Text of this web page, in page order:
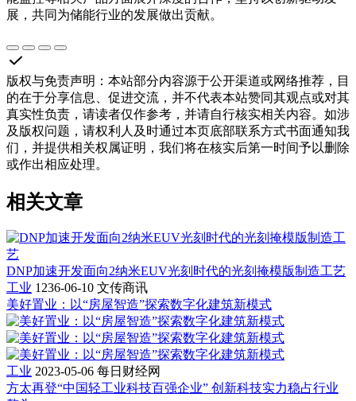
展，共同为储能行业的发展做出贡献。
版权与免责声明 ： 本站部分内容源于公开渠道或网络推荐，目
的在于分享信息、促进交流，并不代表本站赞同其观点或对其
真实性负责，请读者仅作参考，并请自行核实相关内容。如涉
及版权问题，请权利人及时通过本页底部联系方式书面通知我
们，并提供相关权属证明，我们将在核实后第一时间予以删除
或作出相应处理。
相关文章
DNP加速开发面向2纳米EUV光刻时代的光刻掩模版制造工艺
工业 1236-06-10 文传商讯
美好置业：以“房屋智造”探索数字化建筑新模式
工业 2023-05-06 每日财经网
方太再登“中国轻工业科技百强企业” 创新科技实力稳占行业